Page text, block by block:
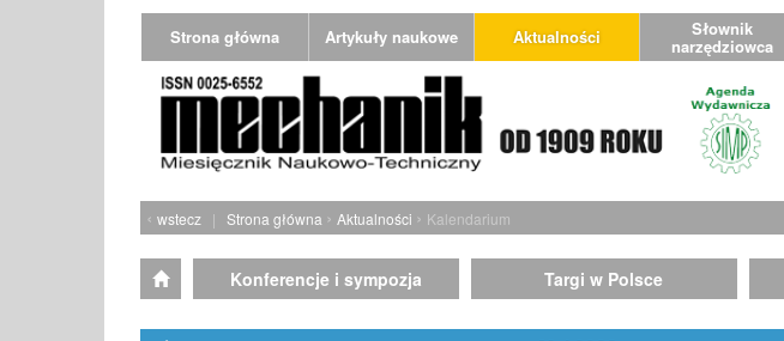
Strona główna Artykuły naukowe Aktualności Słownik
narzędziowca
‹ wstecz | Strona główna › Aktualności › Kalendarium
Konferencje i sympozja Targi w Polsce